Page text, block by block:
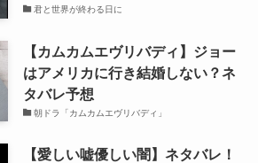
君と世界が終わる日に
【カムカムエヴリバディ】ジョー
はアメリカに行き結婚しない？ネ
タバレ予想
朝ドラ「カムカムエヴリバディ」
【愛しい嘘優しい闇】ネタバレ！